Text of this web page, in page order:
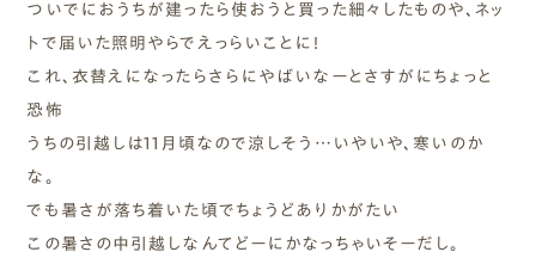
ついでにおうちが建ったら使おうと買った細々したものや、ネッ
トで届いた照明やらでえっらいことに！
これ、衣替えになったらさらにやばいなーとさすがにちょっと
恐怖
うちの引越しは11月頃なので涼しそう…いやいや、寒いのか
な。
でも暑さが落ち着いた頃でちょうどありかがたい
この暑さの中引越しなんてどーにかなっちゃいそーだし。